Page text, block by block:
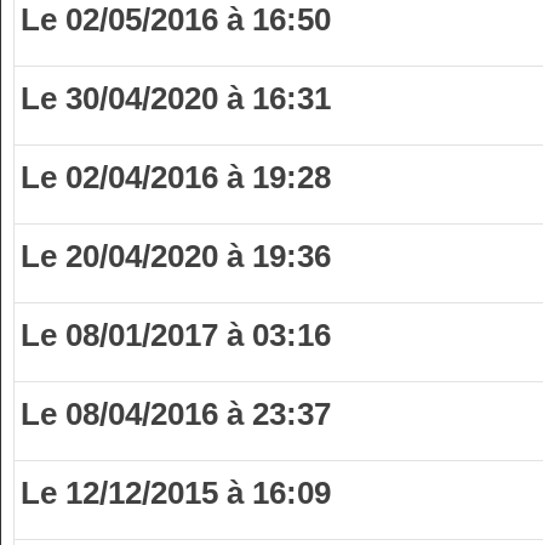
Le 02/05/2016 à 16:50
Le 30/04/2020 à 16:31
Le 02/04/2016 à 19:28
Le 20/04/2020 à 19:36
Le 08/01/2017 à 03:16
Le 08/04/2016 à 23:37
Le 12/12/2015 à 16:09